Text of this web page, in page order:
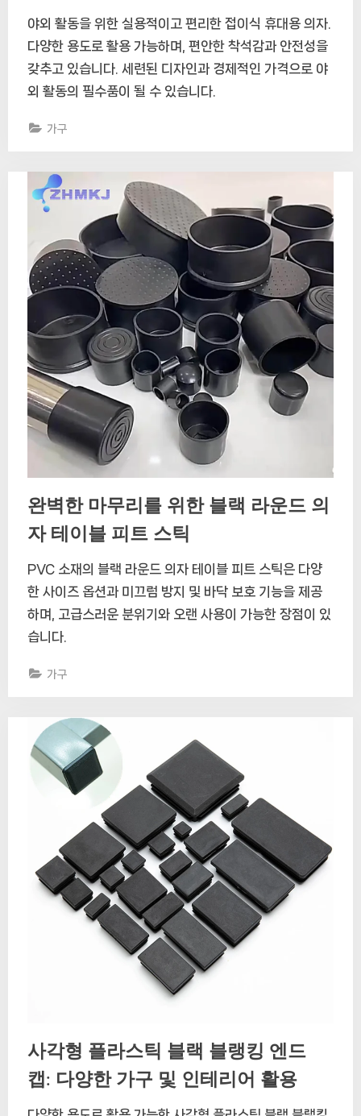
야외 활동을 위한 실용적이고 편리한 접이식 휴대용 의자.
다양한 용도로 활용 가능하며, 편안한 착석감과 안전성을
갖추고 있습니다. 세련된 디자인과 경제적인 가격으로 야
외 활동의 필수품이 될 수 있습니다.
가구
완벽한 마무리를 위한 블랙 라운드 의
자 테이블 피트 스틱
PVC 소재의 블랙 라운드 의자 테이블 피트 스틱은 다양
한 사이즈 옵션과 미끄럼 방지 및 바닥 보호 기능을 제공
하며, 고급스러운 분위기와 오랜 사용이 가능한 장점이 있
습니다.
가구
사각형 플라스틱 블랙 블랭킹 엔드
캡: 다양한 가구 및 인테리어 활용